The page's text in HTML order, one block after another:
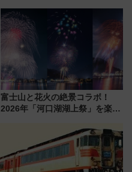
中旬発売
富士山と花火の絶景コラボ！
2026年「河口湖湖上祭」を楽し